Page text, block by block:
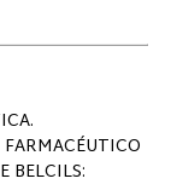
BELCILS: